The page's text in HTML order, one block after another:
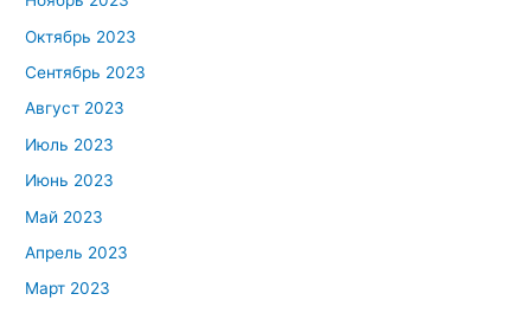
Октябрь 2023
Сентябрь 2023
Август 2023
Июль 2023
Июнь 2023
Май 2023
Апрель 2023
Март 2023